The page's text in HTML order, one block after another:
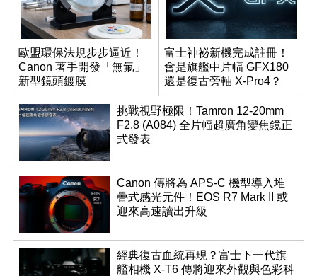
歐盟環保法規步步逼近！
Canon 著手開發「無氟」
新型鏡頭鍍膜
富士神祕新機完成註冊！
會是旗艦中片幅 GFX180
還是復古旁軸 X-Pro4？
挑戰視野極限！Tamron 12-20mm
F2.8 (A084) 全片幅超廣角變焦鏡正
式發表
Canon 傳將為 APS-C 機型導入堆
疊式感光元件！EOS R7 Mark II 或
迎來高速讀出升級
經典復古血統再現？富士下一代旗
艦相機 X-T6 傳將迎來外觀與色彩科